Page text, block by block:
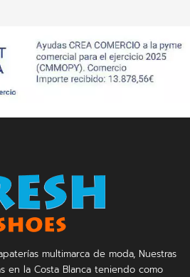
multimarca de moda, Nuestras
en la Costa Blanca teniendo como